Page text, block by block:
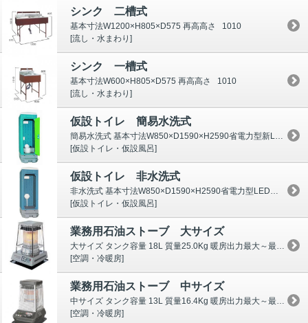
シンク 二槽式
基本寸法W1200×H805×D575 再高高さ 1010
[流し・水まわり]
シンク 一槽式
基本寸法W600×H805×D575 再高高さ 1010
[流し・水まわり]
仮設トイレ 簡易水洗式
簡易水洗式 基本寸法W850×D1590×H2590省電力型新LEDセンサーライト搭載 便槽容量350L AC/DC12V/乾電池に対応 清水タンク容量 72L 重量9...
[仮設トイレ・仮設風呂]
仮設トイレ 非水洗式
非水洗式 基本寸法W850×D1590×H2590省電力型LEDセンサーライト搭載 便槽容量350L AC/DC12V/乾電池に対応 重量87㎏ ※タンク容量は設計上の...
[仮設トイレ・仮設風呂]
業務用石油ストーブ 大サイズ
大サイズ タンク容量 18L 質量25.0Kg 暖房出力最大～最少 18.7～5.86kW 本体外形寸法 W516×H720×D542㎜ 暖房の目安 木造 47畳(77...
[空調・冷暖房]
業務用石油ストーブ 中サイズ
中サイズ タンク容量 13L 質量16.4Kg 暖房出力最大～最少 10.00～3.5kW 着火時間 80秒 本体外形寸法 W665×H456×D546㎜ 暖房の目安 ...
[空調・冷暖房]